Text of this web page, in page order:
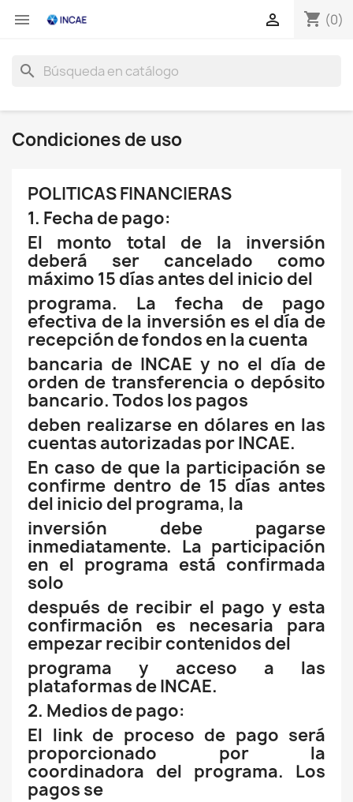
 shopping_cart (0)

search
Condiciones de uso
POLITICAS FINANCIERAS
1. Fecha de pago:
El monto total de la inversión
deberá ser cancelado como
máximo 15 días antes del inicio del
programa. La fecha de pago
efectiva de la inversión es el día de
recepción de fondos en la cuenta
bancaria de INCAE y no el día de
orden de transferencia o depósito
bancario. Todos los pagos
deben realizarse en dólares en las
cuentas autorizadas por INCAE.
En caso de que la participación se
confirme dentro de 15 días antes
del inicio del programa, la
inversión debe pagarse
inmediatamente. La participación
en el programa está confirmada
solo
después de recibir el pago y esta
confirmación es necesaria para
empezar recibir contenidos del
programa y acceso a las
plataformas de INCAE.
2. Medios de pago:
El link de proceso de pago será
proporcionado por la
coordinadora del programa. Los
pagos se